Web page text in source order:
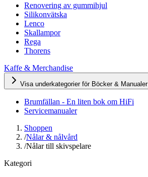
Renovering av gummihjul
Silikonvätska
Lenco
Skallampor
Rega
Thorens
Kaffe & Merchandise
Visa underkategorier för Böcker & Manualer
Brumfällan - En liten bok om HiFi
Servicemanualer
Shoppen
/Nålar & nålvård
/Nålar till skivspelare
Kategori